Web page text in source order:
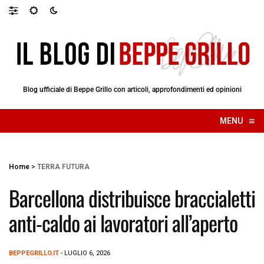
Blog ufficiale di Beppe Grillo con articoli, approfondimenti ed opinioni
MENU ≡
☰
Home > TERRA FUTURA
Barcellona distribuisce braccialetti
anti-caldo ai lavoratori all’aperto
BEPPEGRILLO.IT - LUGLIO 6, 2026